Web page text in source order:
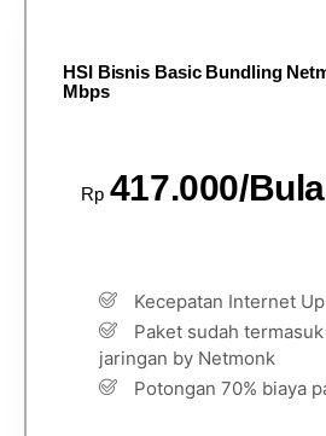
HSI Bisnis Basic Bundling
Mbps
Rp 417.000/
Kecepatan Internet
Paket sudah
jaringan by Netmonk
Potongan 70% biaya